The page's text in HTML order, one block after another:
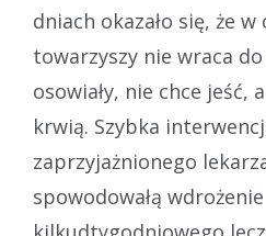
dniach okazało się, że
towarzyszy nie wraca
osowiały, nie chce jeść,
krwią. Szybka
zaprzyjażnionego
spowodowałą wdrożenie